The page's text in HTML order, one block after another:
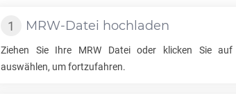
MRW-Datei hochladen
Ziehen Sie Ihre MRW Datei oder klicken Sie auf
auswählen, um fortzufahren.